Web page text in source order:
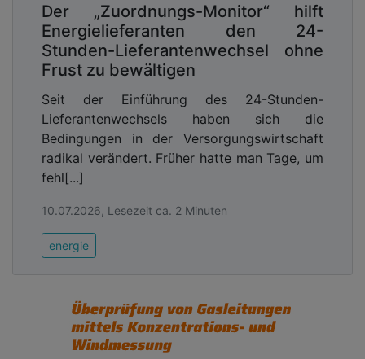
Der „Zuordnungs-Monitor“ hilft
Energielieferanten den 24-
Stunden-Lieferantenwechsel ohne
Frust zu bewältigen
Seit der Einführung des 24-Stunden-
Lieferantenwechsels haben sich die
Bedingungen in der Versorgungswirtschaft
radikal verändert. Früher hatte man Tage, um
fehl[...]
10.07.2026, Lesezeit ca. 2 Minuten
energie